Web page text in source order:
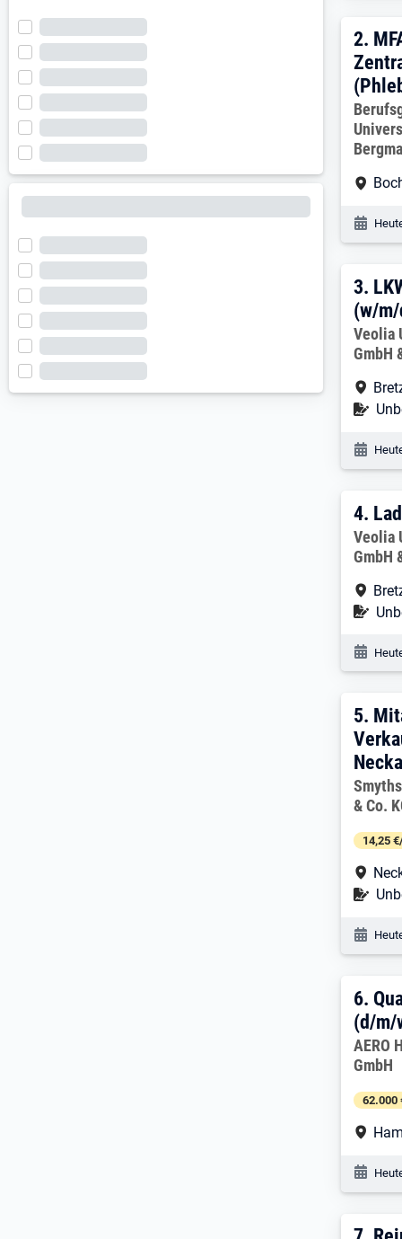
2.
2.
3.
3.
(w/
Veolia
GmbH
4.
4.
Veolia
GmbH
5.
5.
& Co.
14,25
6.
6.
(d/m/
AERO
GmbH
62.000